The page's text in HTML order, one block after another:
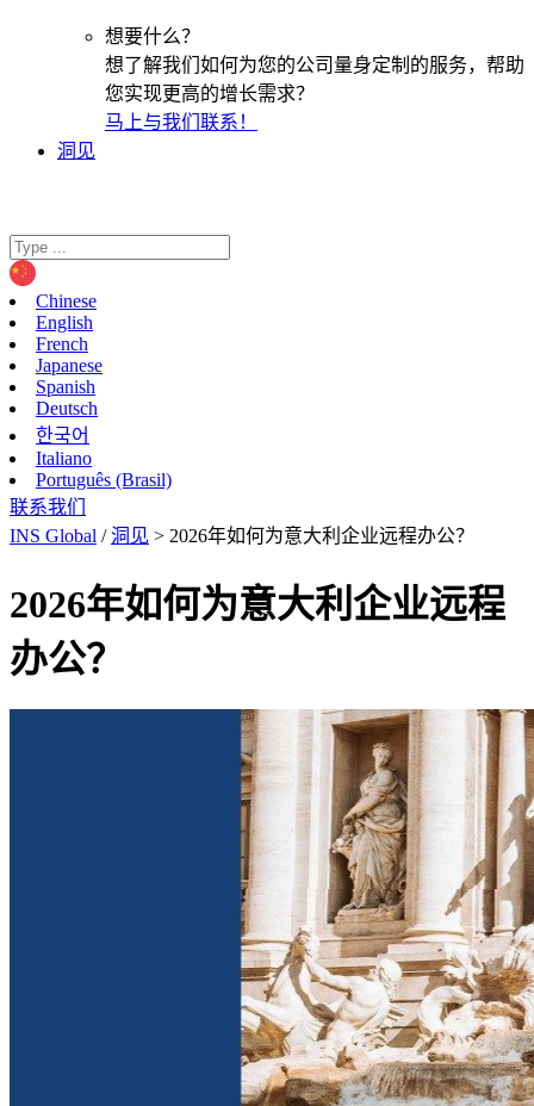
想要什么？
想了解我们如何为您的公司量身定制的服务，帮助
您实现更高的增长需求？
马上与我们联系！
洞见
Chinese
English
French
Japanese
Spanish
Deutsch
한국어
Italiano
Português (Brasil)
联系我们
INS Global /洞见 > 2026年如何为意大利企业远程办公？
2026年如何为意大利企业远程
办公？